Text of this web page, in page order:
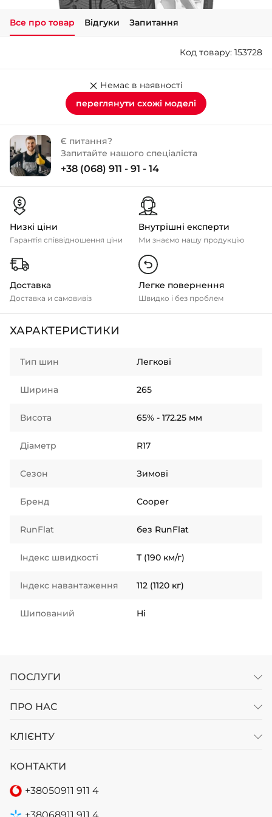
+38 (050)-911-911-2
+38 (099)-643-33-77
+38 (068)-923-74-19
- Калинова
Все про товар Відгуки Запитання
Код товару: 153728
Немає в наявності
переглянути схожі моделі
Є питання?
Запитайте нашого спеціаліста
+38 (068) 911 - 91 - 14
Низкі ціни
Гарантія співвідношення ціни
Внутрішні експерти
Ми знаємо нашу продукцію
Доставка
Доставка и самовивіз
Легке повернення
Швидко і без проблем
ХАРАКТЕРИСТИКИ
Тип шин Легкові
Ширина 265
Висота 65% - 172.25 мм
Діаметр R17
Сезон Зимові
Бренд Cooper
RunFlat без RunFlat
Індекс швидкості T (190 км/г)
Індекс навантаження 112 (1120 кг)
Шипований Ні
ПОСЛУГИ
ПРО НАС
КЛІЄНТУ
КОНТАКТИ
+38050911 911 4